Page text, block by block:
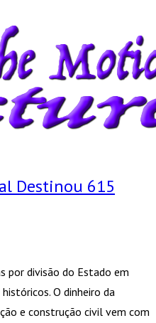
Destinou 615
por divisão do Estado em
O dinheiro da
e construção civil vem com